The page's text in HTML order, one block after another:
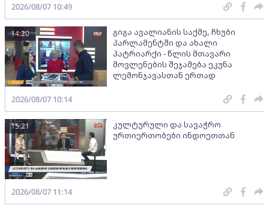
2026/08/07 10:49
გიგა ავალიანის საქმე, ჩხუბი
პარლამენტში და ახალი
პატრიარქი - წლის მთავარი
მოვლენების შეჯამება ეკუნა
ლემონჯავასთან ერთად
14:20
2026/08/07 10:14
კულტურული და სავაჭრო
ურთიერთობები ინდოეთთან
15:21
2026/08/07 11:14